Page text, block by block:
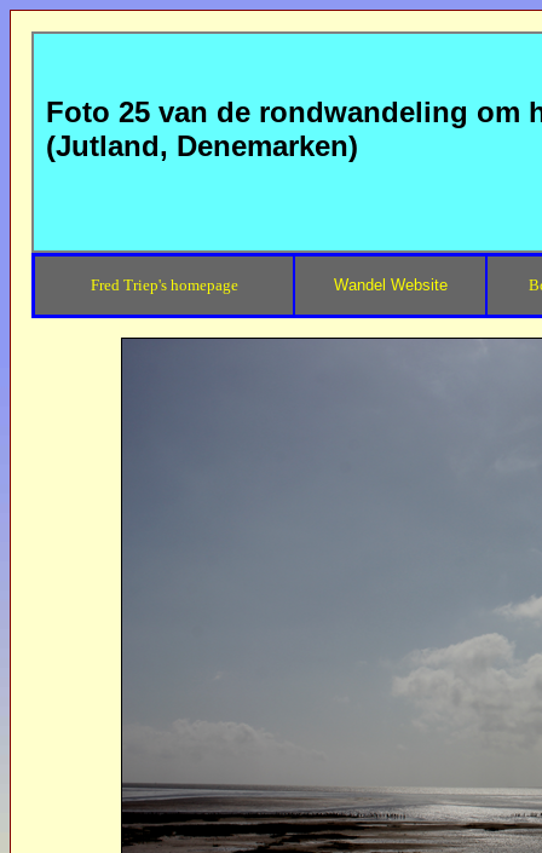
Foto 25 van de rondwandeling om
(Jutland, Denemarken)
Fred Triep's homepage Wandel Website